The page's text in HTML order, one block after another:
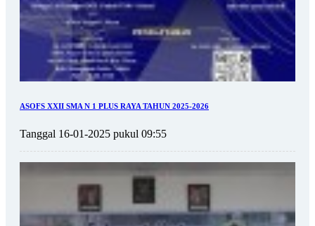
ASOFS XXII SMA N 1 PLUS RAYA TAHUN 2025-2026
Tanggal 16-01-2025 pukul 09:55